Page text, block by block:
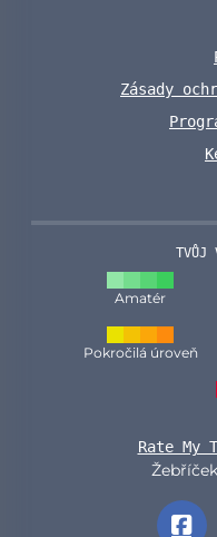
Zásady
TVŮJ
Amatér
Pokročilá úroveň
Rate My